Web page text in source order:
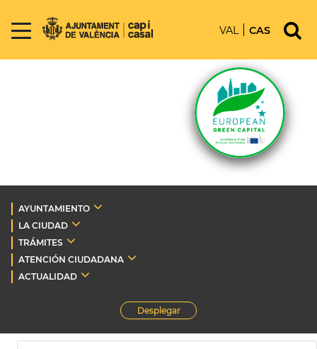
VAL CAS
AYUNTAMIENTO
LA CIUDAD
TRÁMITES
ATENCIÓN CIUDADANA
ACTUALIDAD
Desplegar